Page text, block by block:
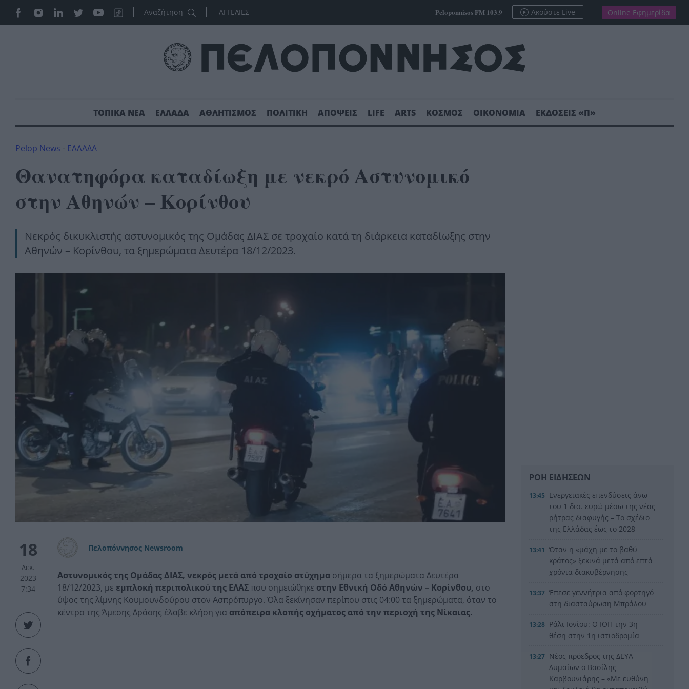
ΑΓΓΕΛΙΕΣ Peloponnisos FM 103.9 Ακούστε Live Online Εφημερίδα
ΤΟΠΙΚΑ ΝΕΑ ΕΛΛΑΔΑ ΑΘΛΗΤΙΣΜΟΣ ΠΟΛΙΤΙΚΗ ΑΠΟΨΕΙΣ LIFE ARTS ΚΟΣΜΟΣ ΟΙΚΟΝΟΜΙΑ ΕΚΔΟΣΕΙΣ «Π»
Pelop News - ΕΛΛΑΔΑ
Θανατηφόρα καταδίωξη με νεκρό Αστυνομικό
στην Αθηνών – Κορίνθου
Νεκρός δικυκλιστής αστυνομικός της Ομάδας ΔΙΑΣ σε τροχαίο κατά τη διάρκεια καταδίωξης στην
Αθηνών – Κορίνθου, τα ξημερώματα Δευτέρα 18/12/2023.
18
Δεκ.
2023
7:34
Πελοπόννησος Newsroom
Αστυνομικός της Ομάδας ΔΙΑΣ, νεκρός μετά από τροχαίο ατύχημα σήμερα τα ξημερώματα Δευτέρα
18/12/2023, με εμπλοκή περιπολικού της ΕΛΑΣπου σημειώθηκε στην Εθνική Οδό Αθηνών – Κορίνθου, στο
ύψος της λίμνης Κουμουνδούρου στον Ασπρόπυργο. Όλα ξεκίνησαν περίπου στις 04:00 τα ξημερώματα, όταν το
κέντρο της Άμεσης Δράσης έλαβε κλήση για απόπειρα κλοπής οχήματος από την περιοχή της Νίκαιας.
ΡΟΗ ΕΙΔΗΣΕΩΝ
13:45 Ενεργειακές επενδύσεις άνω
του 1 δισ. ευρώ μέσω της νέας
ρήτρας διαφυγής – Το σχέδιο
της Ελλάδας έως το 2028
13:41
Όταν η «μάχη με το βαθύ
κράτος» ξεκινά μετά από επτά
χρόνια διακυβέρνησης
13:37 Έπεσε γεννήτρια από φορτηγό
στη διασταύρωση Μπράλου
13:28 Ράλι Ιονίου: Ο ΙΟΠ την 3η
θέση στην 1η ιστιοδρομία
13:27 Νέος πρόεδρος της ΔΕΥΑ
Δυμαίων ο Βασίλης
Καρβουνιάρης – «Με ευθύνη